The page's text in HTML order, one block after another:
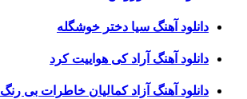
دانلود آهنگ سیا دختر خوشگله
دانلود آهنگ آراد کی هواییت کرد
دانلود آهنگ آزاد کمالیان خاطرات بی رنگ